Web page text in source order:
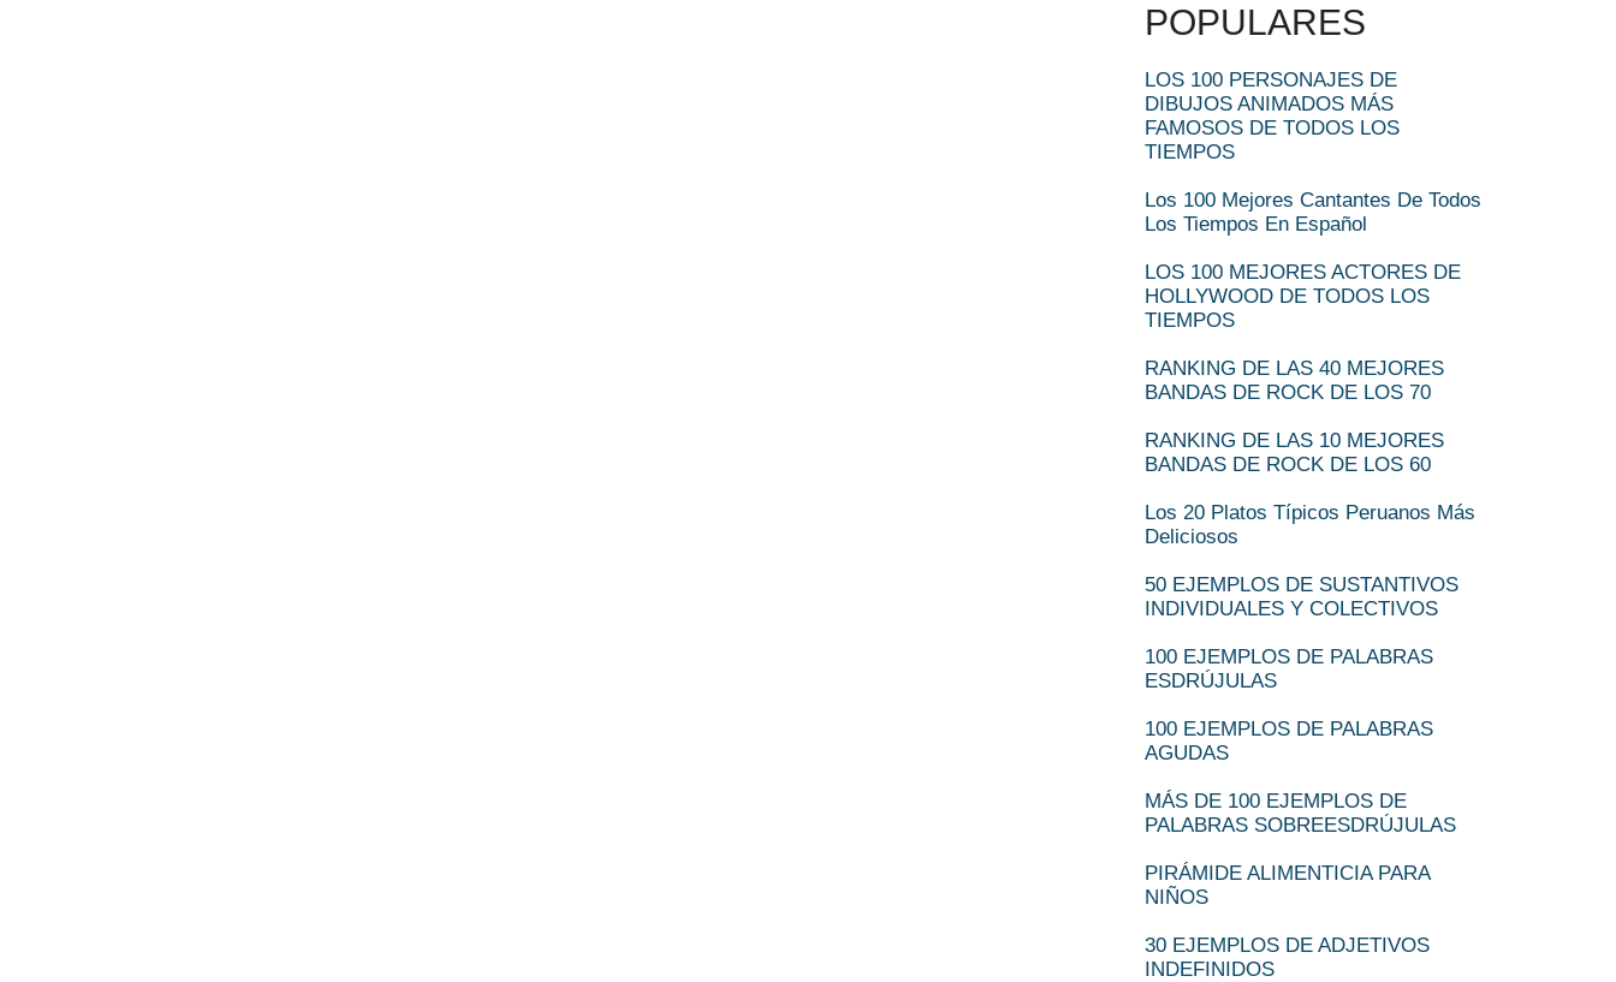
POPULARES
LOS 100 PERSONAJES DE
DIBUJOS ANIMADOS MÁS
FAMOSOS DE TODOS LOS
TIEMPOS
Los 100 Mejores Cantantes De Todos
Los Tiempos En Español
LOS 100 MEJORES ACTORES DE
HOLLYWOOD DE TODOS LOS
TIEMPOS
RANKING DE LAS 40 MEJORES
BANDAS DE ROCK DE LOS 70
RANKING DE LAS 10 MEJORES
BANDAS DE ROCK DE LOS 60
Los 20 Platos Típicos Peruanos Más
Deliciosos
50 EJEMPLOS DE SUSTANTIVOS
INDIVIDUALES Y COLECTIVOS
100 EJEMPLOS DE PALABRAS
ESDRÚJULAS
100 EJEMPLOS DE PALABRAS
AGUDAS
MÁS DE 100 EJEMPLOS DE
PALABRAS SOBREESDRÚJULAS
PIRÁMIDE ALIMENTICIA PARA
NIÑOS
30 EJEMPLOS DE ADJETIVOS
INDEFINIDOS